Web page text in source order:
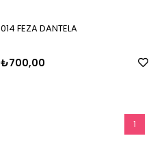
014 FEZA DANTELA
₺700,00
1